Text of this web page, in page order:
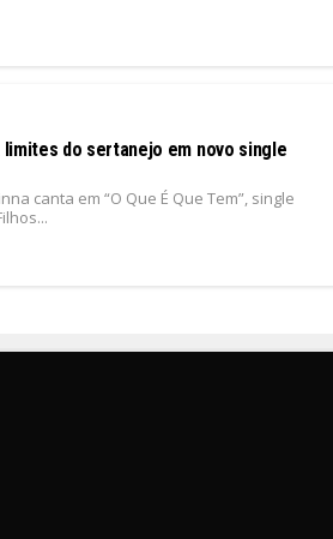
limites do sertanejo em novo single
canta em “O Que É Que Tem”, single